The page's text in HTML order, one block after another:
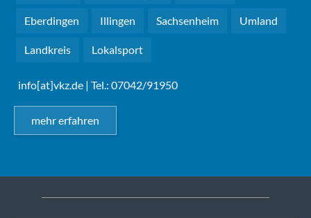
Eberdingen Illingen Sachsenheim Umland
Landkreis Lokalsport
info[at]vkz.de | Tel.: 07042/91950
mehr erfahren